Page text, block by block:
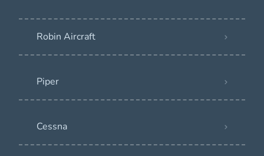
Robin Aircraft
Piper
Cessna